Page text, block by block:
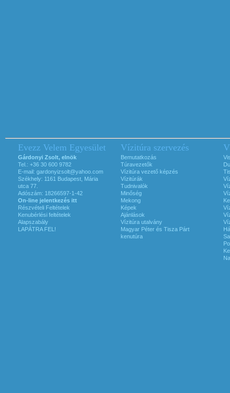
Evezz Velem Egyesület
Gárdonyi Zsolt, elnök
Tel.: +36 30 600 9782
E-mail: gardonyizsolt@yahoo.com
Székhely: 1161 Budapest, Mária
utca 77.
Adószám: 18266597-1-42
On-line jelentkezés itt
Részvételi Feltételek
Kenubérlési feltételek
Alapszabály
LAPÁTRA FEL!
Vízitúra szervezés
Bemutatkozás
Túravezetők
Vízitúra vezető képzés
Vízitúrák
Tudnivalók
Minőség
Mekong
Képek
Ajánlások
Vízitúra utalvány
Magyar Péter és Tisza Párt
kenutúra